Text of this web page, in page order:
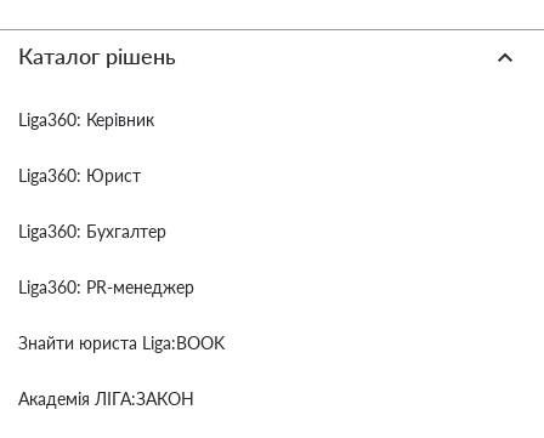
Каталог рішень
Liga360: Керівник
Liga360: Юрист
Liga360: Бухгалтер
Liga360: PR-менеджер
Знайти юриста Liga:BOOK
Академія ЛІГА:ЗАКОН